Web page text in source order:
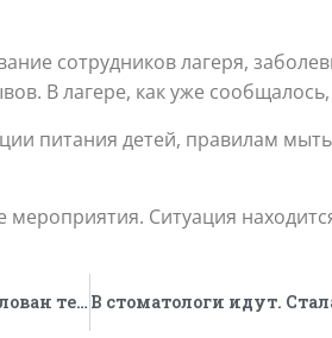
сотрудников лагеря,
В лагере, как уже
питания детей, правилам
Ситуация
Яму не огородили. Семилетняя девочка провалилась в котлован теплотрассы с дождевой водой и утонула